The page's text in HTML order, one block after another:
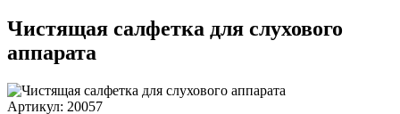
Чистящая салфетка для слухового
аппарата
Артикул: 20057